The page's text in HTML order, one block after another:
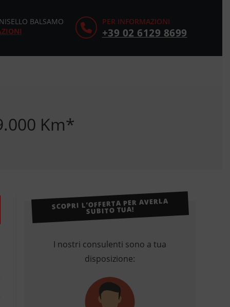
PER INFORMAZIONI
+39 02 6129 8699
BALSAMO
Km*
SCOPRI L’OFFERTA PER AVERLA
SUBITO TUA!
I nostri consulenti sono a tua
disposizione: